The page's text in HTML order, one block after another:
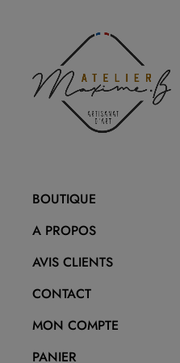
BOUTIQUE
A PROPOS
AVIS CLIENTS
CONTACT
MON COMPTE
PANIER